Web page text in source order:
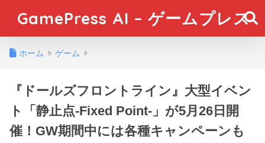
GamePress AI – ゲームプレス
ホーム ゲーム
『ドールズフロントライン』大型イベン
ト「静止点-Fixed Point-」が5月26日開
催！GW期間中には各種キャンペーンも